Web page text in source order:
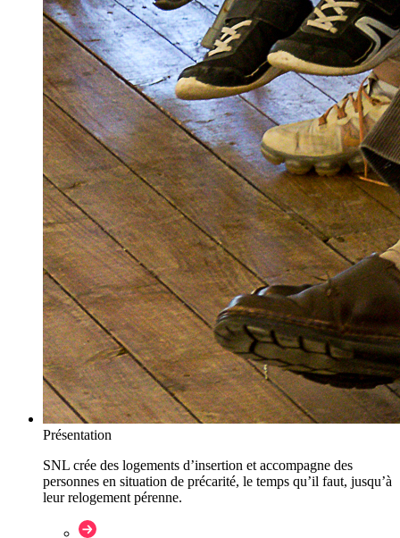
Présentation
SNL crée des logements d’insertion et accompagne des
personnes en situation de précarité, le temps qu’il faut, jusqu’à
leur relogement pérenne.